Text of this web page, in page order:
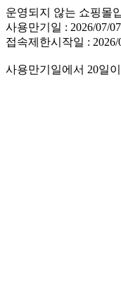
운영되지 않는 쇼핑몰
사용만기일 : 2026/07/07
접속제한시작일 : 2026/
사용만기일에서 20일